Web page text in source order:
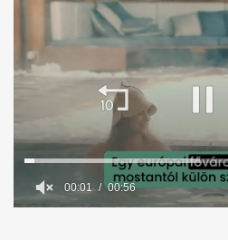
00:02 00:56